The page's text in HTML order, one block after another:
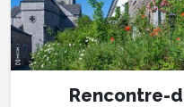
Rencontre-